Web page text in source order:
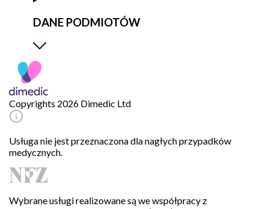
DANE PODMIOTÓW
Copyrights 2026 Dimedic Ltd
Usługa nie jest przeznaczona dla nagłych przypadków
medycznych.
Wybrane usługi realizowane są we współpracy z